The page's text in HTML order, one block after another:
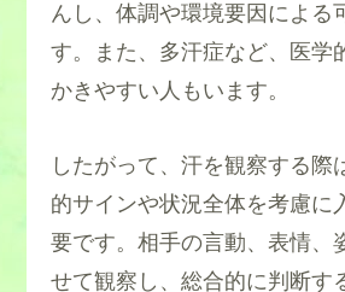
んし、体調や環境要因による
す。また、多汗症など、医学
かきやすい人もいます。
したがって、汗を観察する際
的サインや状況全体を考慮に
要です。相手の言動、表情、
せて観察し、総合的に判断す